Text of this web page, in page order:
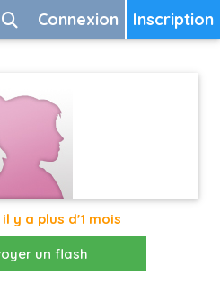
Inscription
Connexion
y a plus d'1 mois
un flash